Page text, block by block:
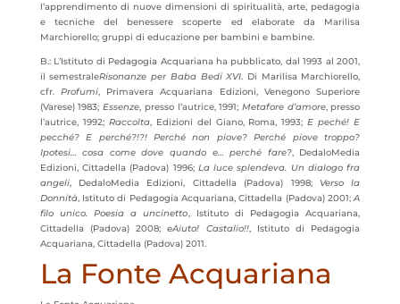
l’apprendimento di nuove dimensioni di spiritualità, arte, pedagogia
e tecniche del benessere scoperte ed elaborate da Marilisa
Marchiorello; gruppi di educazione per bambini e bambine.
B.: L’Istituto di Pedagogia Acquariana ha pubblicato, dal 1993 al 2001,
il semestraleRisonanze per Baba Bedi XVI. Di Marilisa Marchiorello,
cfr.Profumi,
Primavera Acquariana Edizioni, Venegono Superiore
(Varese) 1983;Essenze, presso l’autrice, 1991; Metafore d’amore, presso
l’autrice, 1992; Raccolta, Edizioni del Giano, Roma, 1993;E peché! E
pecché? E perché?!?! Perché non piove? Perché piove troppo?
Ipotesi… cosa come dove quando e… perché fare?, DedaloMedia
Edizioni, Cittadella (Padova) 1996; La luce splendeva. Un dialogo fra
angeli, DedaloMedia Edizioni, Cittadella (Padova) 1998; Verso la
Donnità, Istituto di Pedagogia Acquariana, Cittadella (Padova) 2001;A
filo unico. Poesia a uncinetto, Istituto di Pedagogia Acquariana,
Cittadella (Padova) 2008; eAiuto! Castalio!!, Istituto di Pedagogia
Acquariana, Cittadella (Padova) 2011.
La Fonte Acquariana